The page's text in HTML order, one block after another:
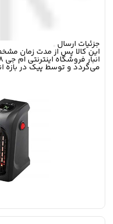
جزئیات ارسال
این کالا پس از مدت زمان
می‌گردد و توسط پیک در بازه